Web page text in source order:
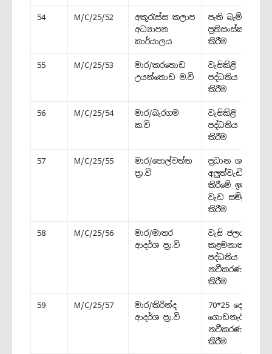
54 M/C/25/52
අකුරැස්ස කලාප
අධ්‍යාපන
කාර්යාලය
පැති බැම්ම
ප්‍රතිසංස්කරණය
කිරීම
55 M/C/25/53
මාර/කරතොඩ
උයන්තොඩ ම.වි
වැසිකිළි
පද්ධතිය ඉදි
කිරීම
56 M/C/25/54
මාර/බැරගම
ක.වි
වැසිකිළි
පද්ධතිය ඉදි
කිරීම
57 M/C/25/55
මාර/පොල්වත්ත
ප්‍රා.වි
ප්‍රධාන ශාලාව
අලුත්වැඩියා
කිරීමේ ඉතිරි
වැඩ සම්පූර්ණ
කිරීම
58 M/C/25/56
මාර/මාතර
ආදර්ශ ප්‍රා.වි
වැසි ජලය
කළමනාකරණ
පද්ධතිය
නවීකරණය
කිරීම
59 M/C/25/57
මාර/කිරින්ද
ආදර්ශ ප්‍රා.වි
70*25 දෙමහල්
ගොඩනැගිල්ල
නවීකරණය
කිරීම